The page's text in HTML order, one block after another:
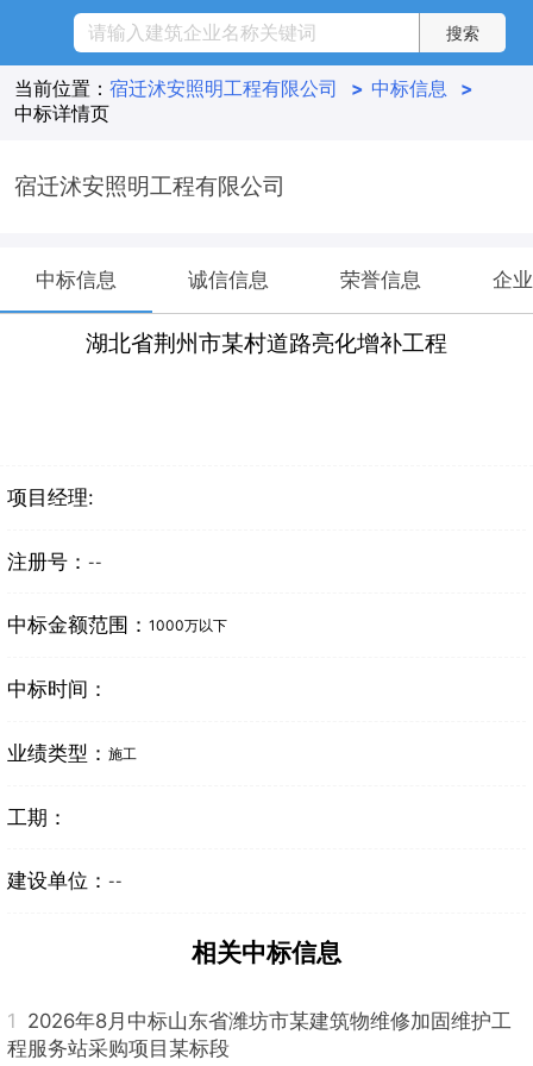
当前位置： 宿迁沭安照明工程有限公司 > 中标信息
>
中标详情页
宿迁沭安照明工程有限公司
中标信息 诚信信息 荣誉信息 企
湖北省荆州市某村道路亮化增补工程
项目经理:
注册号： --
中标金额范围： 1000万以下
中标时间：
业绩类型： 施工
工期：
建设单位： --
相关中标信息
1 2026年8月中标山东省潍坊市某建筑物维修加固维护工
程服务站采购项目某标段